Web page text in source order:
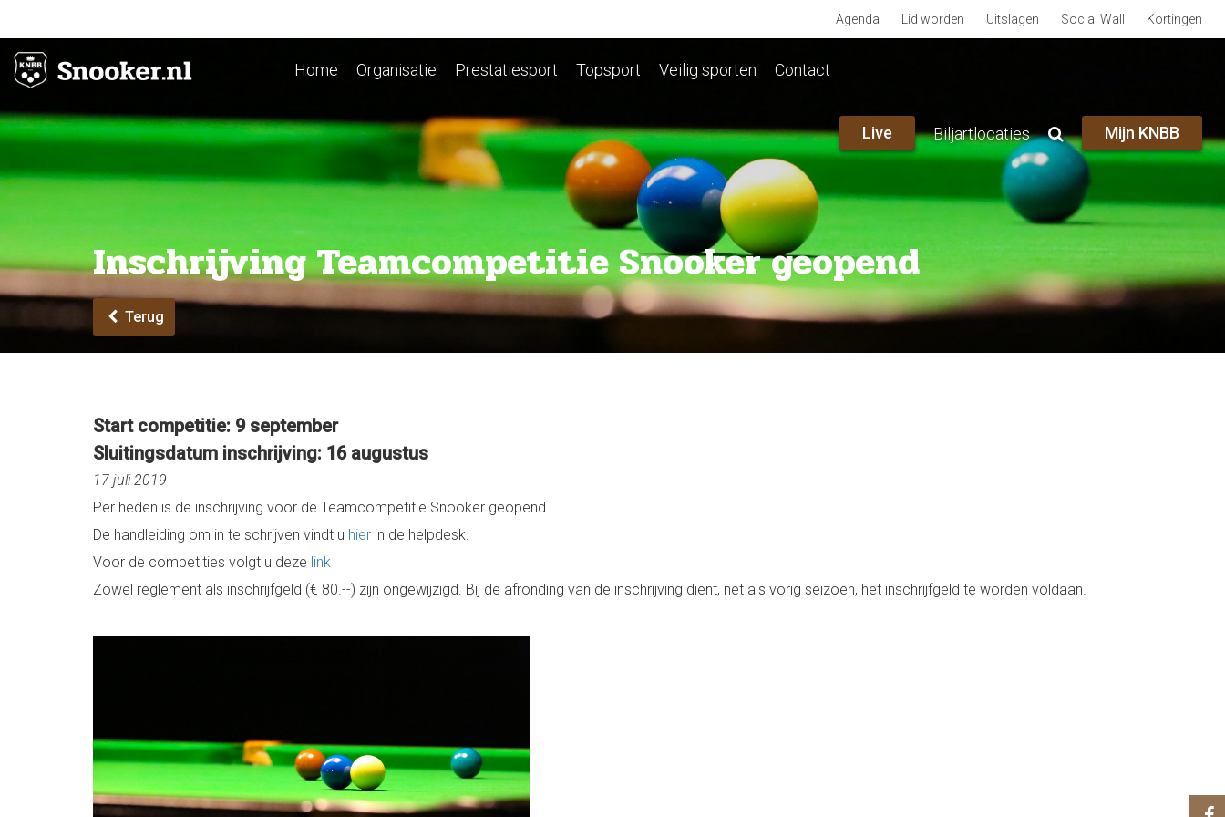
Agenda Lid worden Uitslagen Social Wall Kortingen
Home Organisatie Prestatiesport Topsport Veilig sporten Contact
Live Biljartlocaties Mijn KNBB
Inschrijving Teamcompetitie Snooker geopend
Terug
Start competitie: 9 september
Sluitingsdatum inschrijving: 16 augustus
17 juli 2019
Per heden is de inschrijving voor de Teamcompetitie Snooker geopend.
De handleiding om in te schrijven vindt u hier in de helpdesk.
Voor de competities volgt u deze link
Zowel reglement als inschrijfgeld (€ 80.--) zijn ongewijzigd. Bij de afronding van de inschrijving dient, net als vorig seizoen, het inschrijfgeld te worden voldaan.